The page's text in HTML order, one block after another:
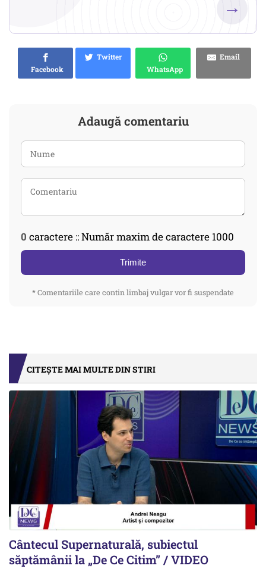
→
Facebook
Twitter
WhatsApp
Email
Adaugă comentariu
0 caractere :: Număr maxim de caractere 1000
Trimite
* Comentariile care contin limbaj vulgar vor fi suspendate
CITEȘTE MAI MULTE DIN STIRI
Cântecul Supernaturală, subiectul
săptămânii la „De Ce Citim” / VIDEO